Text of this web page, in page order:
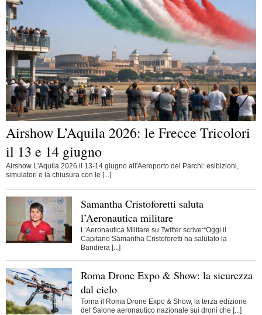
Airshow L’Aquila 2026: le Frecce Tricolori
il 13 e 14 giugno
Airshow L'Aquila 2026 il 13-14 giugno all'Aeroporto dei Parchi: esibizioni,
simulatori e la chiusura con le [...]
Samantha Cristoforetti saluta
l’Aeronautica militare
L’Aeronautica Militare su Twitter scrive:“Oggi il
Capitano Samantha Cristoforetti ha salutato la
Bandiera [...]
Roma Drone Expo & Show: la sicurezza
dal cielo
Torna il Roma Drone Expo & Show, la terza edizione
del Salone aeronautico nazionale sui droni che [...]